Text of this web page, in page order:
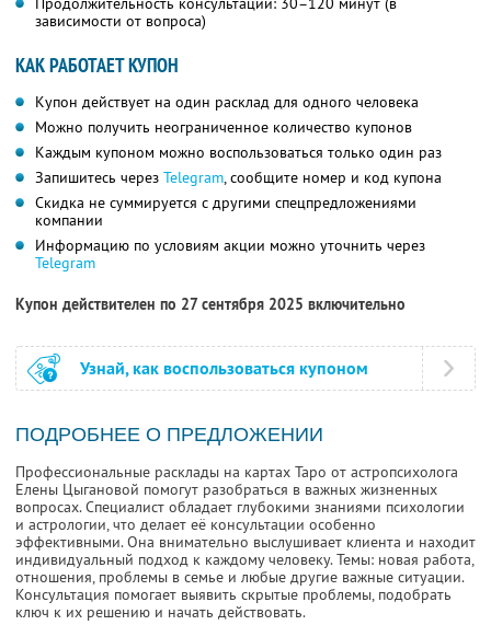
зависимости от вопроса)
КАК РАБОТАЕТ КУПОН
Купон действует на один расклад для одного человека
Можно получить неограниченное количество купонов
Каждым купоном можно воспользоваться только один раз
Запишитесь через Telegram, сообщите номер и код купона
Скидка не суммируется с другими спецпредложениями
компании
Информацию по условиям акции можно уточнить через
Telegram
Купон действителен по 27 сентября 2025 включительно
Узнай, как воспользоваться купоном
ПОДРОБНЕЕ О ПРЕДЛОЖЕНИИ
Профессиональные расклады на картах Таро от астропсихолога
Елены Цыгановой помогут разобраться в важных жизненных
вопросах. Специалист обладает глубокими знаниями психологии
и астрологии, что делает её консультации особенно
эффективными. Она внимательно выслушивает клиента и находит
индивидуальный подход к каждому человеку. Темы: новая работа,
отношения, проблемы в семье и любые другие важные ситуации.
Консультация помогает выявить скрытые проблемы, подобрать
ключ к их решению и начать действовать.